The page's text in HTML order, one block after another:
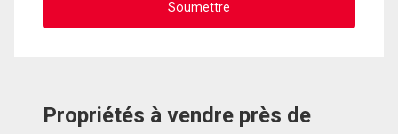
Propriétés à vendre près de